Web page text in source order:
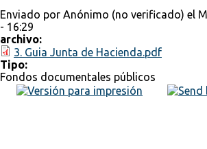
Enviado por Anónimo (no verificado) el
- 16:29
archivo:
3. Guia Junta de Hacienda.pdf
Tipo:
Fondos documentales públicos